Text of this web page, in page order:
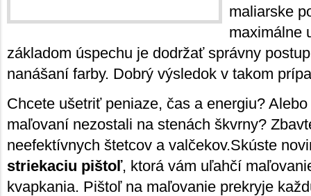
maliarske
maximálne
základom úspechu je dodržať správny
nanášaní farby. Dobrý výsledok v takom
Chcete ušetriť peniaze, čas a energiu?
maľovaní nezostali na stenách škvrny?
neefektívnych štetcov a valčekov.Skúste
striekaciu pištoľ, ktorá vám uľahčí
kvapkania. Pištoľ na maľovanie prekryje